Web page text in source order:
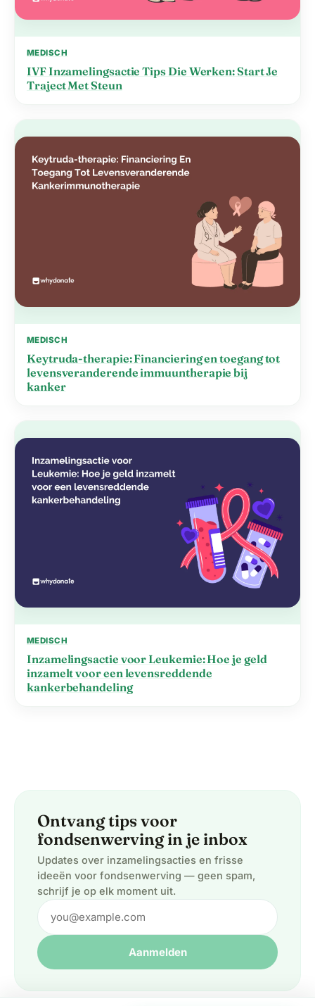
MEDISCH
IVF Inzamelingsactie Tips Die Werken: Start Je
Traject Met Steun
MEDISCH
Keytruda-therapie: Financiering en toegang tot
levensveranderende immuuntherapie bij
kanker
MEDISCH
Inzamelingsactie voor Leukemie: Hoe je geld
inzamelt voor een levensreddende
kankerbehandeling
Ontvang tips voor
fondsenwerving in je inbox
Updates over inzamelingsacties en frisse
ideeën voor fondsenwerving — geen spam,
schrijf je op elk moment uit.
Aanmelden